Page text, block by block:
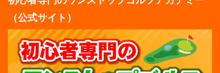
（公式サイト）